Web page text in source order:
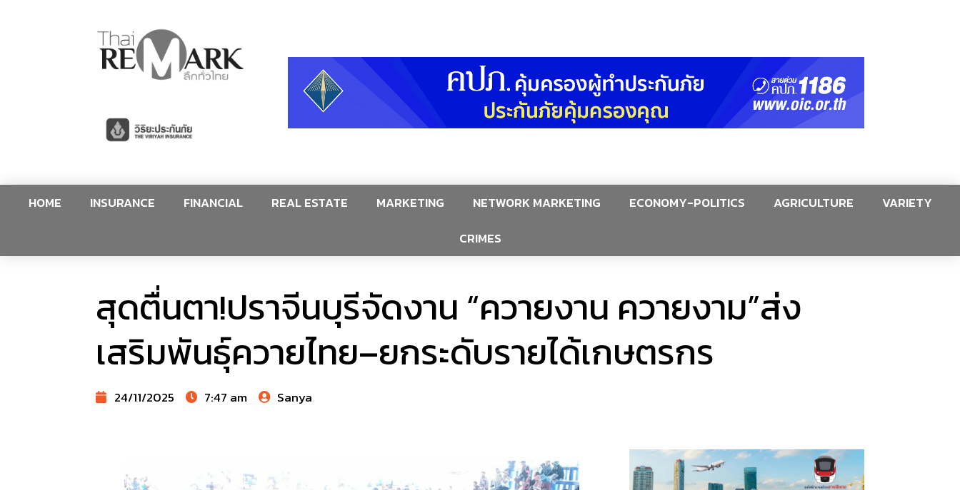
HOME INSURANCE FINANCIAL REAL ESTATE MARKETING NETWORK MARKETING ECONOMY-POLITICS AGRICULTURE
VARIETY
CRIMES
สุดตื่นตา!ปราจีนบุรีจัดงาน “ควายงาน ควายงาม”ส่ง
เสริมพันธุ์ควายไทย–ยกระดับรายได้เกษตรกร
24/11/2025 7:47 am Sanya